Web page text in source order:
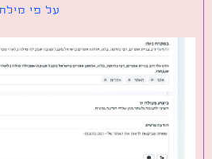
על פי מילת מפתח